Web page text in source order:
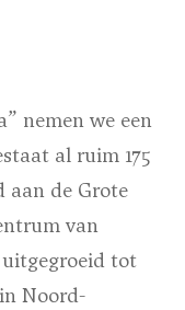
nemen we een
al ruim 175
aan de Grote
van
tot
Noord-